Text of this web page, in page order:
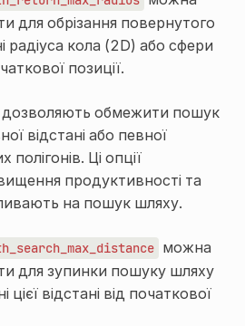
для обрізання повернутого
радіуса кола (2D) або сфери
позиції.
обмежити пошук
відстані або певної
полігонів. Ці опції
продуктивності та
на пошук шляху.
можна
для зупинки пошуку шляху
відстані від початкової